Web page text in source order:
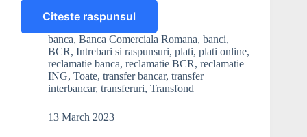
Citeste raspunsul
Cat
dureaza
un
transfer
de
la
la
banca, Banca Comerciala Romana, banci,
BCR, Intrebari si raspunsuri, plati, plati online,
reclamatie banca, reclamatie BCR, reclamatie
ING, Toate, transfer bancar, transfer
interbancar, transferuri, Transfond
13 March 2023